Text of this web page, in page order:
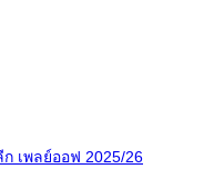
เพลย์ออฟ 2025/26